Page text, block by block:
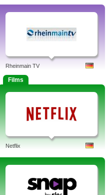
Rheinmain TV
Films
Netflix